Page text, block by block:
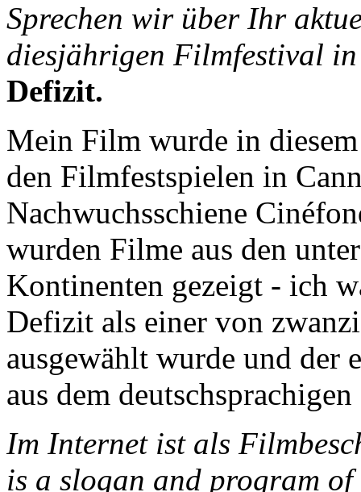
Sprechen wir über Ihr
diesjährigen Filmfestival
Defizit.
Mein Film wurde in
den Filmfestspielen in
Nachwuchsschiene
wurden Filme aus den
Kontinenten gezeigt - ich
Defizit als einer von
ausgewählt wurde und der
aus dem
Im Internet ist als
is a slogan and program